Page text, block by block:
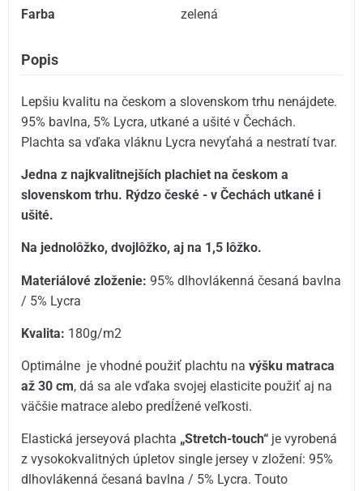
Farba zelená
Popis
Lepšiu kvalitu na českom a slovenskom trhu nenájdete.
95% bavlna, 5% Lycra, utkané a ušité v Čechách.
Plachta sa vďaka vláknu Lycra nevyťahá a nestratí tvar.
Jedna z najkvalitnejších plachiet na českom a
slovenskom trhu. Rýdzo české - v Čechách utkané i
ušité.
Na jednolôžko, dvojlôžko, aj na 1,5 lôžko.
Materiálové zloženie:95% dlhovlákenná česaná bavlna
/ 5% Lycra
Kvalita: 180g/m2
Optimálne je vhodné použiť plachtu navýšku matraca
až 30 cm, dá sa ale vďaka svojej elasticite použiť aj na
väčšie matrace alebo predĺžené veľkosti.
Elastická jerseyová plachta „Stretch-touch“ je vyrobená
z vysokokvalitných úpletov single jersey v zložení: 95%
dlhovlákenná česaná bavlna / 5% Lycra. Touto